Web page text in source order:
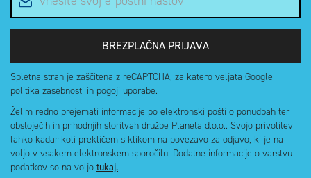
BREZPLAČNA PRIJAVA
Spletna stran je zaščitena z reCAPTCHA, za katero veljata Google
politika zasebnosti in pogoji uporabe.
Želim redno prejemati informacije po elektronski pošti o ponudbah ter
obstoječih in prihodnjih storitvah družbe Planeta d.o.o.. Svojo privolitev
lahko kadar koli prekličem s klikom na povezavo za odjavo, ki je na
voljo v vsakem elektronskem sporočilu. Dodatne informacije o varstvu
podatkov so na voljo tukaj.